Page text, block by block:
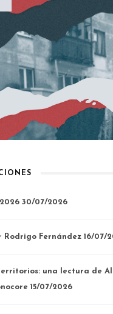
2026 30/07/2026
Rodrigo Fernández 16/07/
una lectura de
15/07/2026